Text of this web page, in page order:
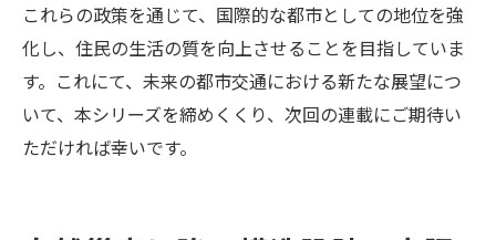
これらの政策を通じて、国際的な都市としての地位を強
化し、住民の生活の質を向上させることを目指していま
す。これにて、未来の都市交通における新たな展望につ
いて、本シリーズを締めくくり、次回の連載にご期待い
ただければ幸いです。